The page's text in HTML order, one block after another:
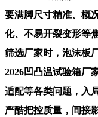
要满脚尺寸精准、概
化、不易开裂变形等
筛选厂家时，泡沫板
2026凹凸温试验箱厂
适配等各类问题，入
严酷把控质量，间接